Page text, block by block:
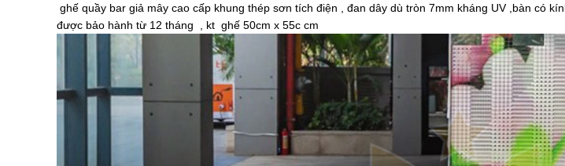
ghế quầy bar giả mây cao cấp khung thép sơn tích điện , đan dây dù tròn 7mm kháng UV ,bàn có
được bảo hành từ 12 tháng , kt ghế 50cm x 55c cm